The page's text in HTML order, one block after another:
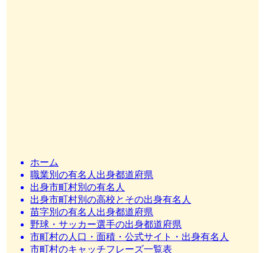
ホーム
職業別の有名人出身都道府県
出身市町村別の有名人
出身市町村別の高校とその出身有名人
苗字別の有名人出身都道府県
野球・サッカー選手の出身都道府県
市町村の人口・面積・公式サイト・出身有名人
市町村のキャッチフレーズ一覧表